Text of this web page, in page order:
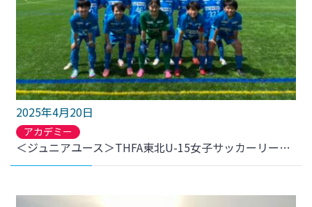
2025年4月20日
アカデミー
＜ジュニアユース＞THFA東北U-15女子サッカーリーグ 2025第1節 奥州ユナイテッドFC・プリンセス戦 結果のお知らせ